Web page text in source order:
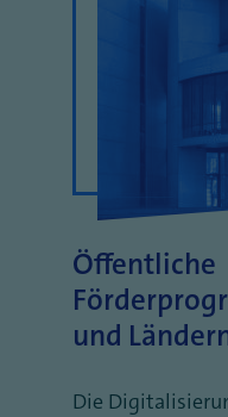
Öffentliche
und
Die